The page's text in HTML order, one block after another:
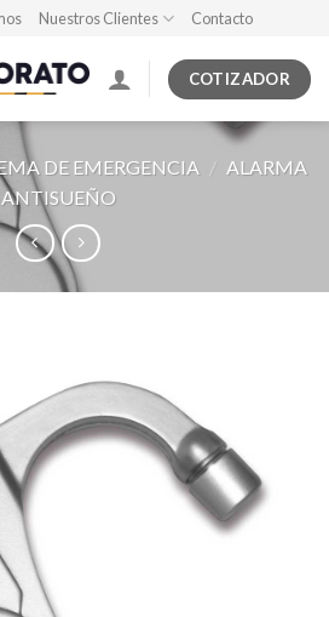
Nuestros Clientes Contacto
COTIZADOR
DE EMERGENCIA / ALARMA
ANTISUEÑO